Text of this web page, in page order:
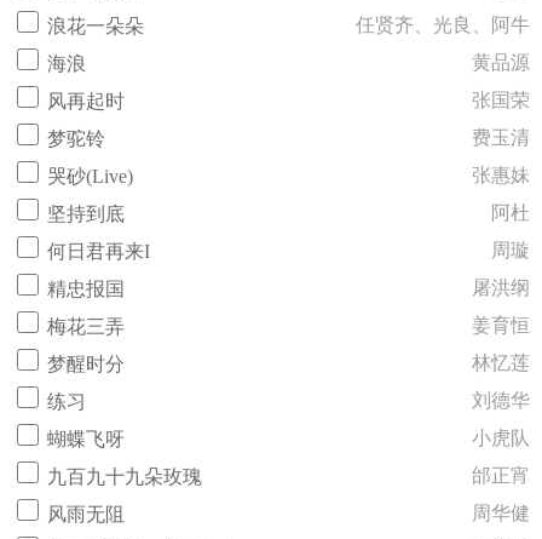
浪花一朵朵
任贤齐、光良、阿牛
海浪
黄品源
风再起时
张国荣
梦驼铃
费玉清
哭砂(Live)
张惠妹
坚持到底
阿杜
何日君再来I
周璇
精忠报国
屠洪纲
梅花三弄
姜育恒
梦醒时分
林忆莲
练习
刘德华
蝴蝶飞呀
小虎队
九百九十九朵玫瑰
邰正宵
风雨无阻
周华健